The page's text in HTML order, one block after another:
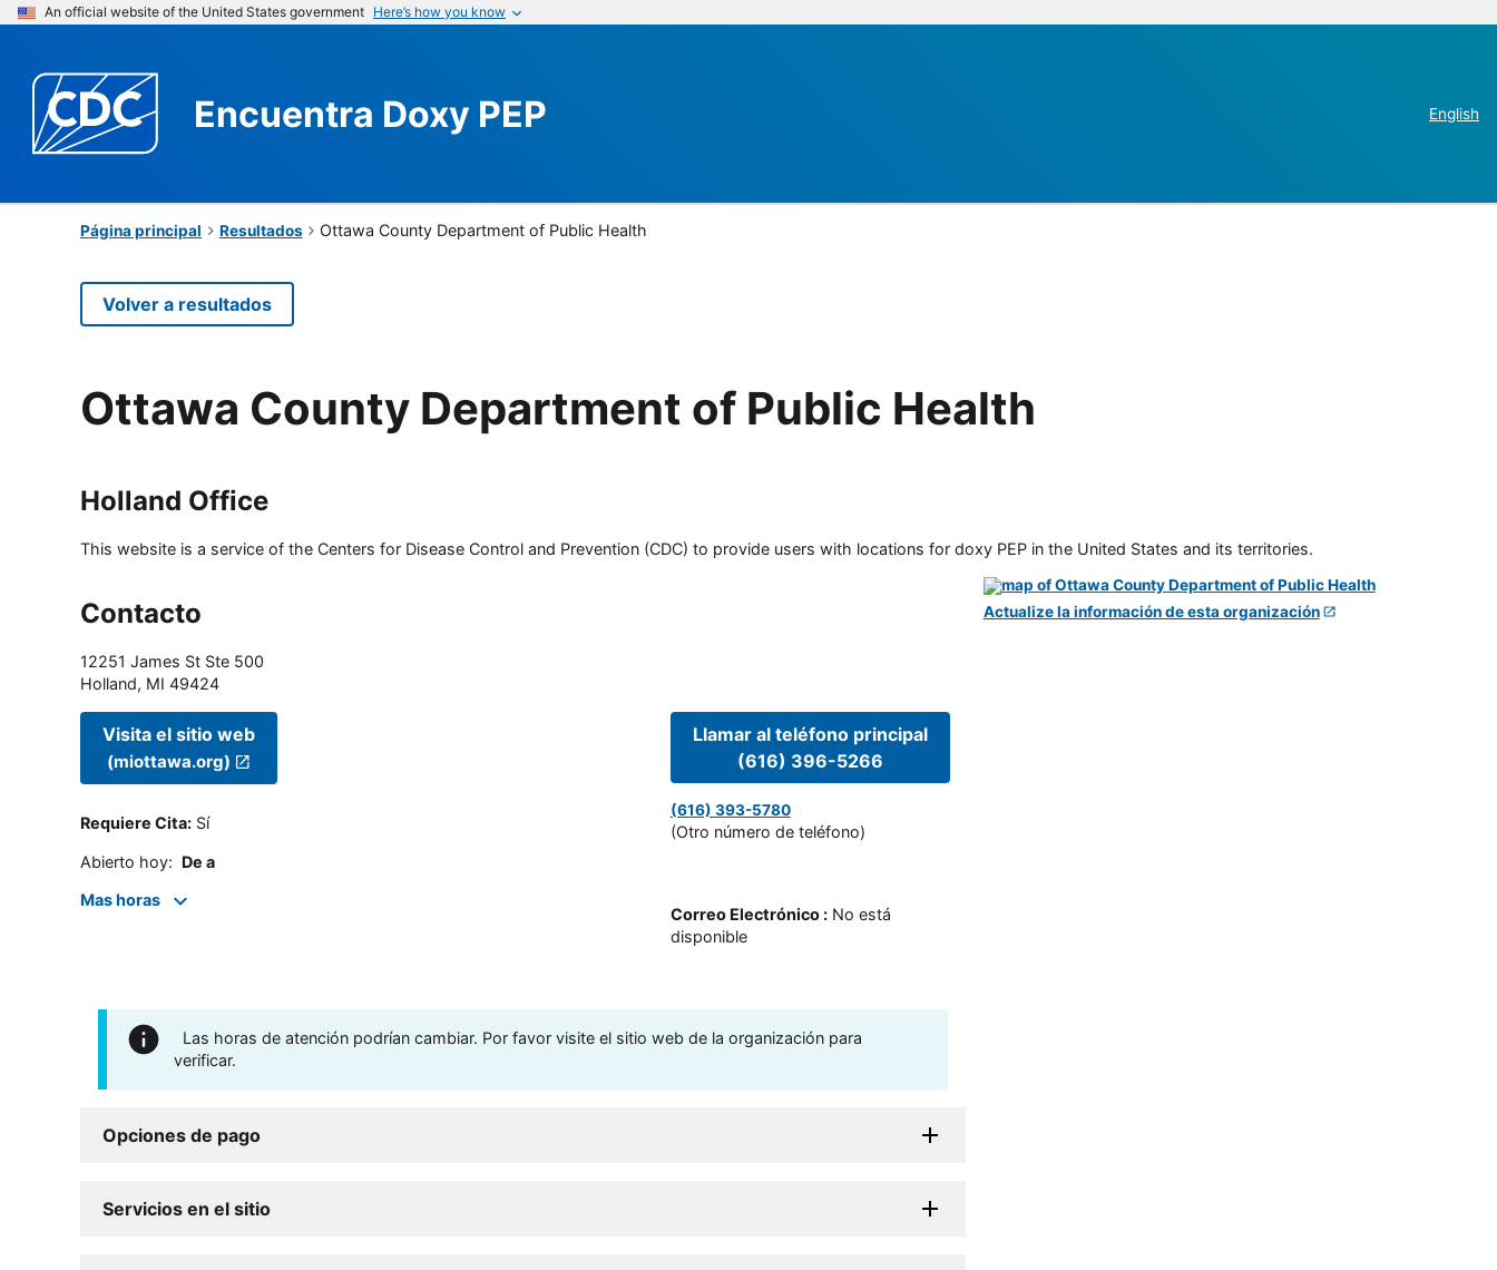
An official website of the United States government Here’s how you know
Encuentra Doxy PEP English
Página principal Resultados Ottawa County Department of Public Health
Volver a resultados
Ottawa County Department of Public Health
Holland Office
This website is a service of the Centers for Disease Control and Prevention (CDC) to provide users with locations for doxy PEP in the United States and its territories.
Contacto
12251 James St Ste 500
Holland, MI 49424
Visita el sitio web
(miottawa.org)
Requiere Cita: Sí
Abierto hoy: De a
Mas horas
Llamar al teléfono principal
(616) 396-5266
(616) 393-5780
(Otro número de teléfono)
Correo Electrónico: No está
disponible
Las horas de atención podrían cambiar. Por favor visite el sitio web de la organización para
verificar.
Opciones de pago
Servicios en el sitio
Actualize la información de esta organización